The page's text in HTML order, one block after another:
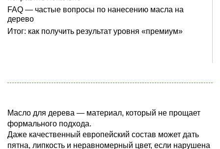
FAQ — частые вопросы по нанесению масла на
дерево
Итог: как получить результат уровня «премиум»
Масло для дерева — материал, который не прощает
формального подхода.
Даже качественный европейский состав может дать
пятна, липкость и неравномерный цвет, если нарушена